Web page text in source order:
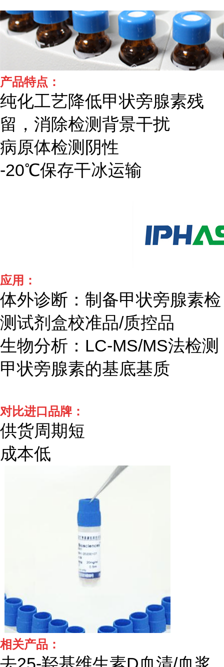
产品特点：
纯化工艺降低甲状旁腺素残
留，消除检测背景干扰
病原体检测阴性
-20℃保存干冰运输
应用：
体外诊断：制备甲状旁腺素检
测试剂盒校准品/质控品
生物分析： LC-MS/MS法检测
甲状旁腺素的基底基质
对比进口品牌：
供货周期短
成本低
相关产品：